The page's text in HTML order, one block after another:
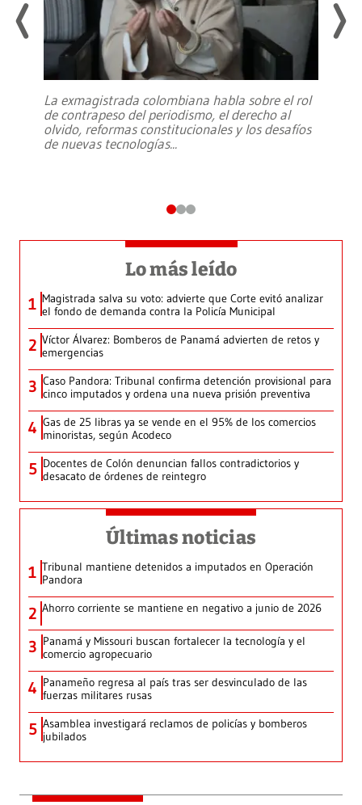
La exmagistrada colombiana habla sobre el rol
de contrapeso del periodismo, el derecho al
olvido, reformas constitucionales y los desafíos
de nuevas tecnologías...
Lo más leído
1 Magistrada salva su voto: advierte que Corte evitó analizar
el fondo de demanda contra la Policía Municipal
2 Víctor Álvarez: Bomberos de Panamá advierten de retos y
emergencias
3 Caso Pandora: Tribunal confirma detención provisional para
cinco imputados y ordena una nueva prisión preventiva
4 Gas de 25 libras ya se vende en el 95% de los comercios
minoristas, según Acodeco
5 Docentes de Colón denuncian fallos contradictorios y
desacato de órdenes de reintegro
Últimas noticias
1 Tribunal mantiene detenidos a imputados en Operación
Pandora
2 Ahorro corriente se mantiene en negativo a junio de 2026
3 Panamá y Missouri buscan fortalecer la tecnología y el
comercio agropecuario
4 Panameño regresa al país tras ser desvinculado de las
fuerzas militares rusas
5 Asamblea investigará reclamos de policías y bomberos
jubilados